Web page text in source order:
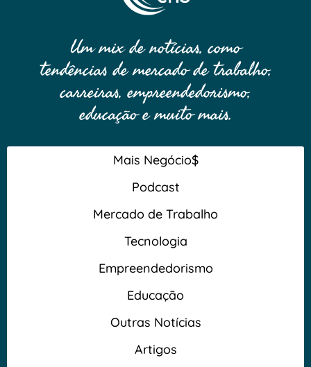
Um mix de notícias, como
tendências de mercado de trabalho,
carreiras, empreendedorismo,
educação e muito mais.
Mais Negócio$
Podcast
Mercado de Trabalho
Tecnologia
Empreendedorismo
Educação
Outras Notícias
Artigos